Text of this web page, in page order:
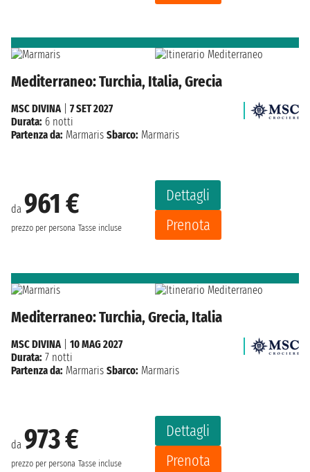
Mediterraneo: Turchia, Italia, Grecia
da 961 €
prezzo per persona Tasse incluse
Dettagli
Prenota
MSC DIVINA| 7 SET 2027
Durata: 6 notti
Partenza da: Marmaris Sbarco: Marmaris
Mediterraneo: Turchia, Grecia, Italia
da 973 €
prezzo per persona Tasse incluse
Dettagli
Prenota
MSC DIVINA| 10 MAG 2027
Durata: 7 notti
Partenza da: Marmaris Sbarco: Marmaris